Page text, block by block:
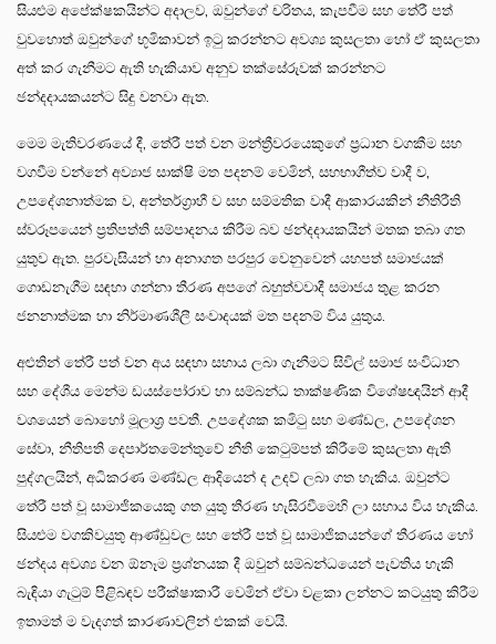
සියළුම අපේක්ෂකයින්ට අදාලව, ඔවුන්ගේ චරිතය, කැපවීම සහ තේරී පත්
වුවහොත් ඔවුන්ගේ භූමිකාවන් ඉටු කරන්නට අවශ්‍ය කුසලතා හෝ ඒ කුසලතා
අත් කර ගැනීමට ඇති හැකියාව අනුව තක්සේරුවක් කරන්නට
ඡන්දදායකයන්ට සිදු වනවා ඇත.
මෙම මැතිවරණයේ දී, තේරී පත් වන මන්ත්‍රීවරයෙකුගේ ප්‍රධාන වගකීම සහ
වගවීම වන්නේ අව්‍යාජ සාක්ෂි මත පදනම් වෙමින්, සහභාගීත්ව වාදී ව,
උපදේශනාත්මක ව, අන්තර්ග්‍රාහී ව සහ සම්මතික වාදී ආකාරයකින් නීතිරීති
ස්වරූපයෙන් ප්‍රතිපත්ති සම්පාදනය කිරීම බව ඡන්දදායකයින් මතක තබා ගත
යුතුව ඇත. පුරවැසියන් හා අනාගත පරපුර වෙනුවෙන් යහපත් සමාජයක්
ගොඩනැගීම සඳහා ගන්නා තීරණ අපගේ බහුත්වවාදී සමාජය තුළ කරන
ජනනාත්මක හා නිර්මාණශීලී සංවාදයක් මත පදනම් විය යුතුය.
අළුතින් තේරී පත් වන අය සඳහා සහාය ලබා ගැනීමට සිවිල් සමාජ සංවිධාන
සහ දේශීය මෙන්ම ඩයස්පෝරාව හා සම්බන්ධ තාක්ෂණික විශේෂඥයින් ආදී
වශයෙන් බොහෝ මූලාශ්‍ර පවතී. උපදේශක කමිටු සහ මණ්ඩල, උපදේශන
සේවා, නීතිපති දෙපාර්තමේන්තුවේ නීති කෙටුම්පත් කිරීමේ කුසලතා ඇති
පුද්ගලයින්, අධිකරණ මණ්ඩල ආදියෙන් ද උදව් ලබා ගත හැකිය. ඔවුන්ට
තේරී පත් වූ සාමාජිකයෙකු ගත යුතු තීරණ හැසිරවීමෙහි ලා සහාය විය හැකිය.
සියළුම වගකිවයුතු ආණ්ඩුවල සහ තේරී පත් වූ සාමාජිකයන්ගේ තීරණය හෝ
ඡන්දය අවශ්‍ය වන ඕනෑම ප්‍රශ්නයක දී ඔවුන් සම්බන්ධයෙන් පැවතිය හැකි
බැඳියා ගැටුම් පිළිබඳව පරීක්ෂාකාරී වෙමින් ඒවා වළකා ලන්නට කටයුතු කිරීම
ඉතාමත් ම වැදගත් කාරණාවලින් එකක් වෙයි.